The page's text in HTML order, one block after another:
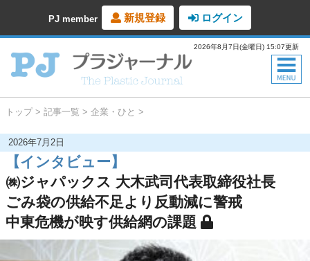
PJ member 新規登録 ログイン
2026年8月7日(金曜日) 15:07更新
トップ 記事一覧 企業・ひと
2026年7月2日
【インタビュー】
㈱ジャパックス 大木武司代表取締役社長
ごみ袋の供給不足より反動減に警戒
中東危機が映す供給網の課題